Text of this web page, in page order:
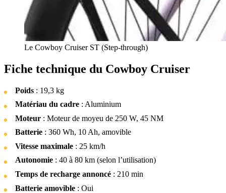
Le Cowboy Cruiser ST (Step-through)
Fiche technique du Cowboy Cruiser
Poids : 19,3 kg
Matériau du cadre : Aluminium
Moteur : Moteur de moyeu de 250 W, 45 NM
Batterie : 360 Wh, 10 Ah, amovible
Vitesse maximale : 25 km/h
Autonomie : 40 à 80 km (selon l’utilisation)
Temps de recharge annoncé : 210 min
Batterie amovible : Oui